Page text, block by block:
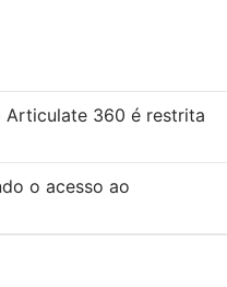
Articulate 360 é restrita
o acesso ao